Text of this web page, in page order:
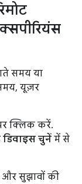
समय या
यूज़र
क्लिक करें.
डिवाइस चुनें में से
और सुझावों की